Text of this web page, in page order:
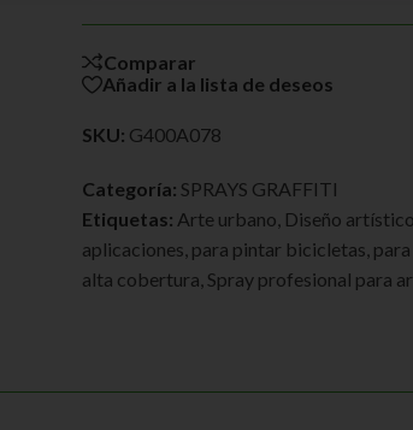
Comparar
Añadir a la lista de deseos
SKU: G400A078
Categoría: SPRAYS GRAFFITI
Etiquetas: Arte urbano Diseño artístico
aplicaciones para pintar bicicletas
alta cobertura Spray profesional para